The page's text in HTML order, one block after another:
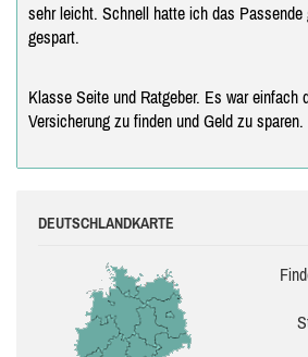
sehr leicht. Schnell hatte ich das Passende
gespart.
Klasse Seite und Ratgeber. Es war einfach
Versicherung zu finden und Geld zu sparen.
DEUTSCHLANDKARTE